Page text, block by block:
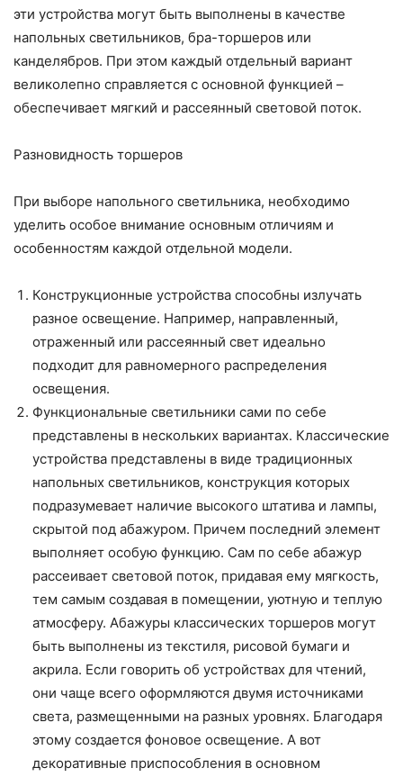
эти устройства могут быть выполнены в качестве
напольных светильников, бра-торшеров или
канделябров. При этом каждый отдельный вариант
великолепно справляется с основной функцией –
обеспечивает мягкий и рассеянный световой поток.
Разновидность торшеров
При выборе напольного светильника, необходимо
уделить особое внимание основным отличиям и
особенностям каждой отдельной модели.
Конструкционные устройства способны излучать
разное освещение. Например, направленный,
отраженный или рассеянный свет идеально
подходит для равномерного распределения
освещения.
Функциональные светильники сами по себе
представлены в нескольких вариантах. Классические
устройства представлены в виде традиционных
напольных светильников, конструкция которых
подразумевает наличие высокого штатива и лампы,
скрытой под абажуром. Причем последний элемент
выполняет особую функцию. Сам по себе абажур
рассеивает световой поток, придавая ему мягкость,
тем самым создавая в помещении, уютную и теплую
атмосферу. Абажуры классических торшеров могут
быть выполнены из текстиля, рисовой бумаги и
акрила. Если говорить об устройствах для чтений,
они чаще всего оформляются двумя источниками
света, размещенными на разных уровнях. Благодаря
этому создается фоновое освещение. А вот
декоративные приспособления в основном